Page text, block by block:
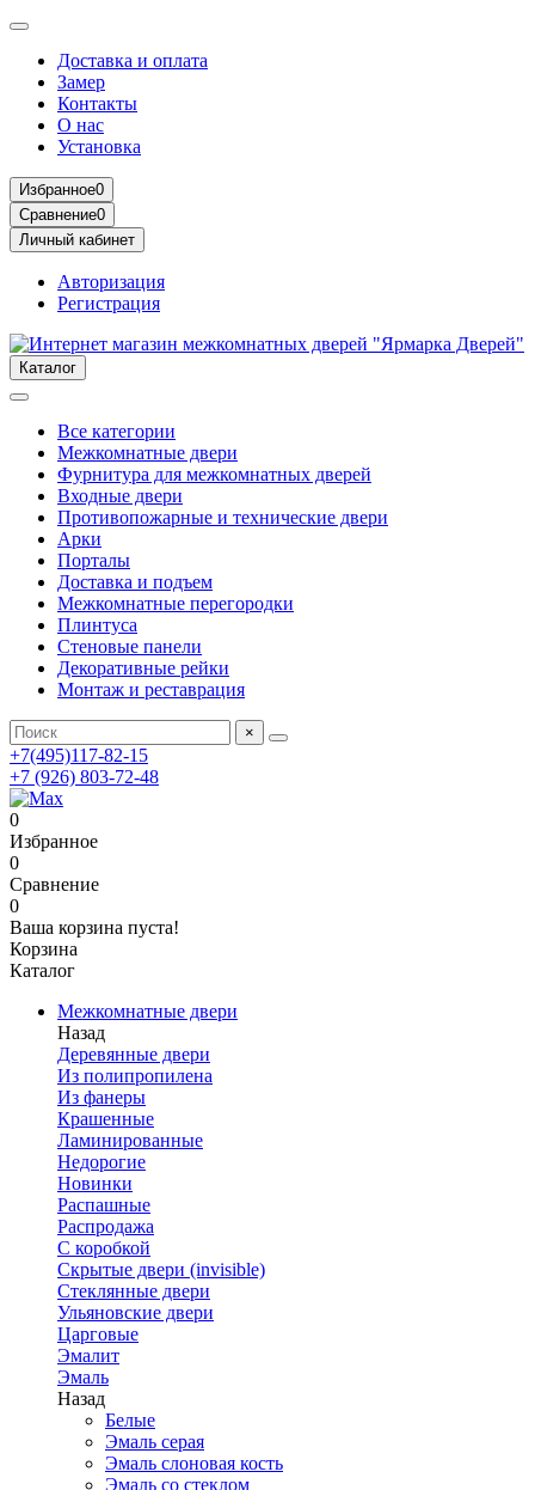
Доставка и оплата
Замер
Контакты
О нас
Установка
Избранное0
Сравнение0
Личный кабинет
Авторизация
Регистрация
Каталог
Все категории
Межкомнатные двери
Фурнитура для межкомнатных дверей
Входные двери
Противопожарные и технические двери
Арки
Порталы
Доставка и подъем
Межкомнатные перегородки
Плинтуса
Стеновые панели
Декоративные рейки
Монтаж и реставрация
×
+7(495)117-82-15
+7 (926) 803-72-48
0
Избранное
0
Сравнение
0
Ваша корзина пуста!
Корзина
Каталог
Межкомнатные двери
Назад
Деревянные двери
Из полипропилена
Из фанеры
Крашенные
Ламинированные
Недорогие
Новинки
Распашные
Распродажа
С коробкой
Скрытые двери (invisible)
Стеклянные двери
Ульяновские двери
Царговые
Эмалит
Эмаль
Назад
Белые
Эмаль серая
Эмаль слоновая кость
Эмаль со стеклом